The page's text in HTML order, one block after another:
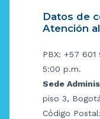
Datos de
Atención
PBX: +57
5:00 p.m.
Sede
piso 3,
Código Postal: